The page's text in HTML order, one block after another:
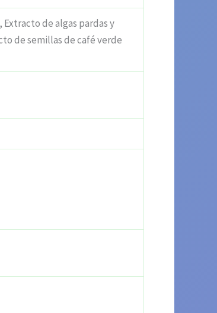
de algas pardas y
de semillas de café verde